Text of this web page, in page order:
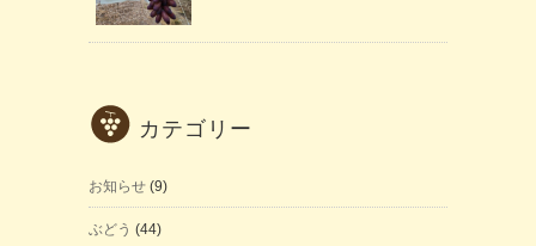
カテゴリー
お知らせ (9)
ぶどう (44)